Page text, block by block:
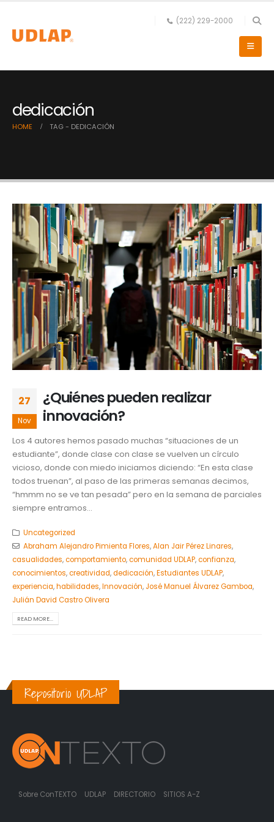
(222) 229-2000
dedicación
HOME TAG - DEDICACIÓN
27
Nov
¿Quiénes pueden realizar
innovación?
Los 4 autores hemos pasado muchas “situaciones de un
estudiante”, donde clase con clase se vuelven un círculo
vicioso, donde con miedo iniciamos diciendo: “En esta clase
todos truenan”, al paso de las primeras semanas decimos,
“hmmm no se ve tan pesada” pero en la semana de parciales
siempre entramos...
Uncategorized
Abraham Alejandro Pimienta Flores,Alan Jair Pérez Linares,
casualidades,comportamiento,comunidad UDLAP,confianza,
conocimientos,creatividad,dedicación,Estudiantes UDLAP,
experiencia,habilidades,Innovación, José Manuel Álvarez Gamboa,
Julián David Castro Olivera
READ MORE...
Repositorio UDLAP
Sobre ConTEXTO UDLAP DIRECTORIO SITIOS A-Z